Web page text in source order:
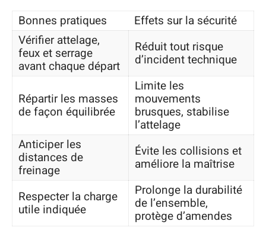
Bonnes pratiques
Effets sur la sécurité
Vérifier attelage,
feux et serrage
avant chaque départ
Réduit tout risque
d’incident technique
Répartir les masses
de façon équilibrée
Limite les
mouvements
brusques, stabilise
l’attelage
Anticiper les
distances de
freinage
Évite les collisions et
améliore la maîtrise
Respecter la charge
utile indiquée
Prolonge la durabilité
de l’ensemble,
protège d’amendes